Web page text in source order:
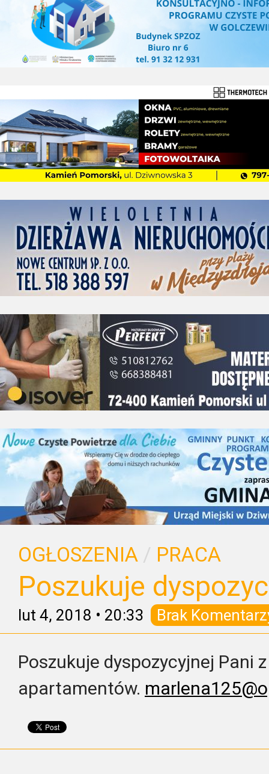
OGŁOSZENIA / PRACA
Poszukuje
lut 4, 2018 • 20:33 Brak
Poszukuje dyspozycyjnej Pani
apartamentów.